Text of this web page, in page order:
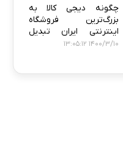
چگونه دیجی‌ کالا به
بزرگ‌ترین فروشگاه
اینترنتی ایران تبدیل
شد؟
1400/3/10 13:05:12